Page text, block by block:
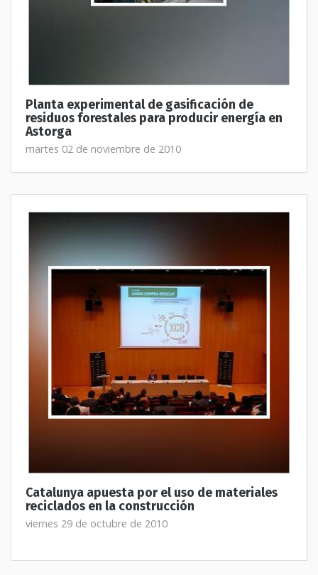
Planta experimental de gasificación de
residuos forestales para producir energía en
Astorga
martes 02 de noviembre de 2010
Catalunya apuesta por el uso de materiales
reciclados en la construcción
viernes 29 de octubre de 2010